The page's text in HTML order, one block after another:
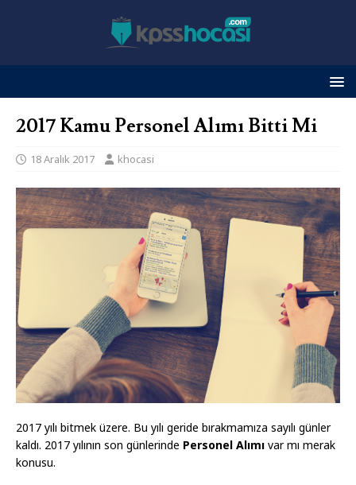
2017 Kamu Personel Alımı Bitti Mi
18 Aralık 2017 khocasi
2017 yılı bitmek üzere. Bu yılı geride bırakmamıza sayılı günler
kaldı. 2017 yılının son günlerinde Personel Alımı var mı merak
konusu.